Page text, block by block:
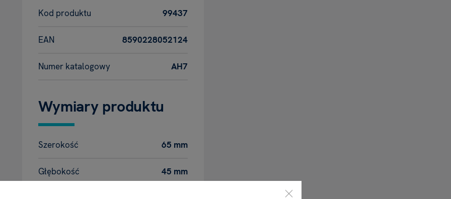
Kod produktu 99437
EAN 8590228052124
Numer katalogowy AH7
Wymiary produktu
Szerokość 65 mm
Głębokość 45 mm